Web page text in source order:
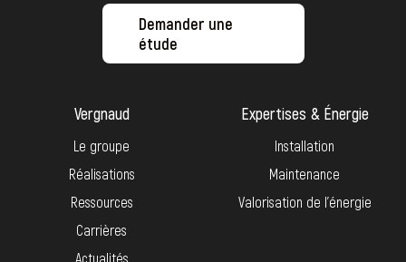
Demander une
étude
Vergnaud
Le groupe
Réalisations
Ressources
Carrières
Actualités
Expertises & Énergie
Installation
Maintenance
Valorisation de l’énergie